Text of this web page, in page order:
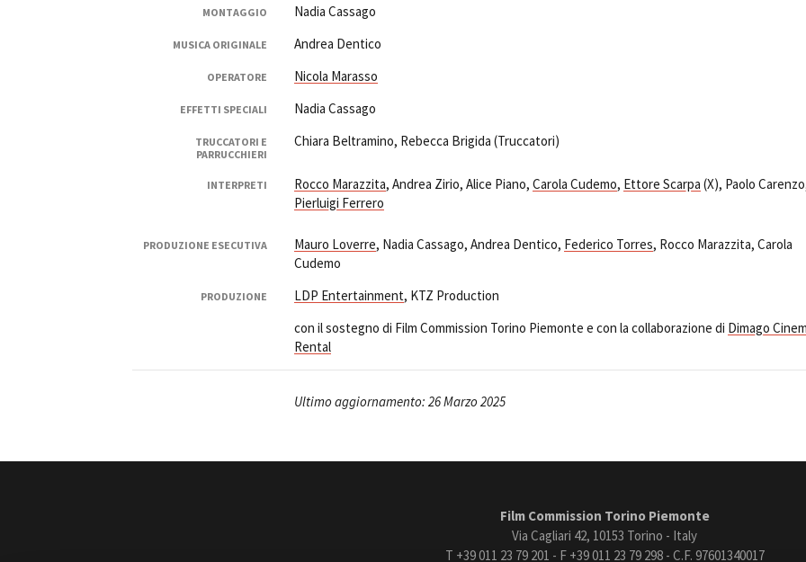
MONTAGGIO Nadia Cassago
MUSICA ORIGINALE Andrea Dentico
OPERATORE Nicola Marasso
EFFETTI SPECIALI Nadia Cassago
TRUCCATORI E
PARRUCCHIERI
Chiara Beltramino, Rebecca Brigida (Truccatori)
INTERPRETI Rocco Marazzita, Andrea Zirio, Alice Piano, Carola Cudemo, Ettore Scarpa (X), Paolo
Pierluigi Ferrero
PRODUZIONE ESECUTIVA Mauro Loverre, Nadia Cassago, Andrea Dentico, Federico Torres, Rocco Marazzita, Carola
Cudemo
PRODUZIONE LDP Entertainment, KTZ Production
con il sostegno di Film Commission Torino Piemonte e con la collaborazione di Dimago
Rental
Ultimo aggiornamento: 26 Marzo 2025
Film Commission Torino Piemonte
Via Cagliari 42, 10153 Torino - Italy
T +39 011 23 79 201 - F +39 011 23 79 298 - C.F. 97601340017